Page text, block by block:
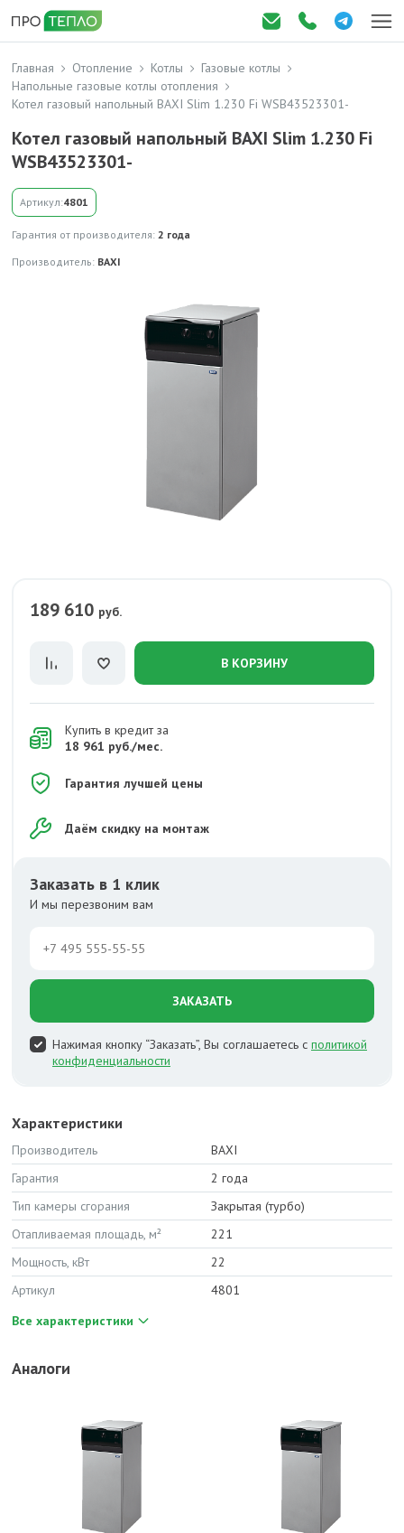
Главная Отопление Котлы
Газовые котлы
Напольные газовые котлы отопления
Котел газовый напольный BAXI Slim 1.230 Fi WSB43523301-
Котел газовый напольный BAXI Slim 1.230 Fi
WSB43523301-
Артикул:4801
Гарантия от производителя: 2 года
Производитель: BAXI
189 610 руб.
В КОРЗИНУ
Купить в кредит за
18 961 руб./мес.
Гарантия лучшей цены
Даём скидку на монтаж
Заказать в 1 клик
И мы перезвоним вам
ЗАКАЗАТЬ
Нажимая кнопку “Заказать”, Вы соглашаетесь с политикой
конфиденциальности
Характеристики
Производитель
BAXI
Гарантия
2 года
Тип камеры сгорания
Закрытая (турбо)
Отапливаемая площадь, м²
221
Мощность, кВт
22
Артикул
4801
Все характеристики
Аналоги